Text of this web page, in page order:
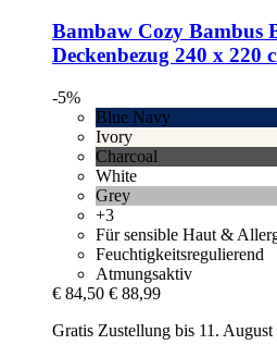
Bambaw Cozy Bambus
Deckenbezug 240 x 220
-5%
Blue Navy
Ivory
Charcoal
White
Grey
+3
Für sensible Haut &
Feuchtigkeitsregulierend
Atmungsaktiv
€ 84,50 € 88,99
Gratis Zustellung bis 11. August